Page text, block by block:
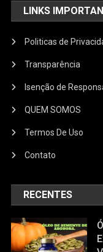
LINKS
Politicas de
Transparência
Isenção de
QUEM SOMOS
Termos De Uso
Contato
RECENTES